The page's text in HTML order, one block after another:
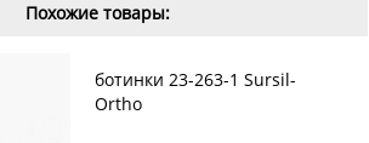
Похожие товары:
ботинки 23-263-1 Sursil-
Ortho